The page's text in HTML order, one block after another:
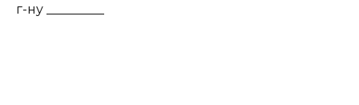
г-ну _________